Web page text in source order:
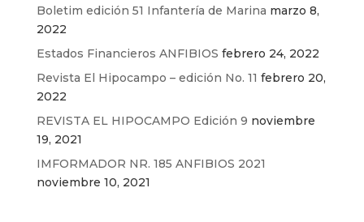
Boletim edición 51 Infantería de Marina marzo 8,
2022
Estados Financieros ANFIBIOS febrero 24, 2022
Revista El Hipocampo – edición No. 11 febrero 20,
2022
REVISTA EL HIPOCAMPO Edición 9 noviembre
19, 2021
IMFORMADOR NR. 185 ANFIBIOS 2021
noviembre 10, 2021